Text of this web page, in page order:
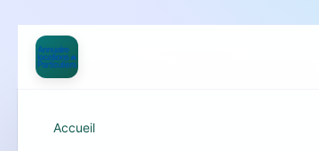
Accueil